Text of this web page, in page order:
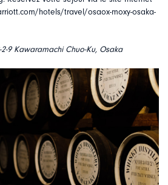
hotels/travel/osaox-moxy-osaka-
9 Kawaramachi Chuo-Ku, Osaka